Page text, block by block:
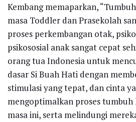
Kembang memaparkan,
masa Toddler dan Prasekolah
proses perkembangan otak,
psikososial anak sangat cepat
orang tua Indonesia untuk
dasar Si Buah Hati dengan
stimulasi yang tepat, dan cinta
mengoptimalkan proses tumbuh
masa ini, serta melindungi